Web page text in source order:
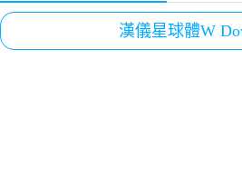
漢儀星球體W